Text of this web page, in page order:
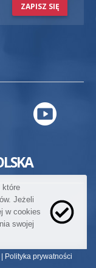
ZAPISZ SIĘ
Polityka prywatności
które
Jeżeli
w cookies
swojej